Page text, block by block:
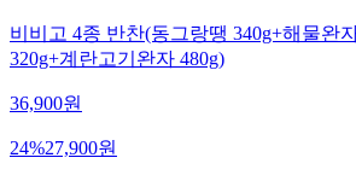
비비고 4종 반찬(동그랑땡 340g+해물완
320g+계란고기완자 480g)
36,900원
24%27,900원